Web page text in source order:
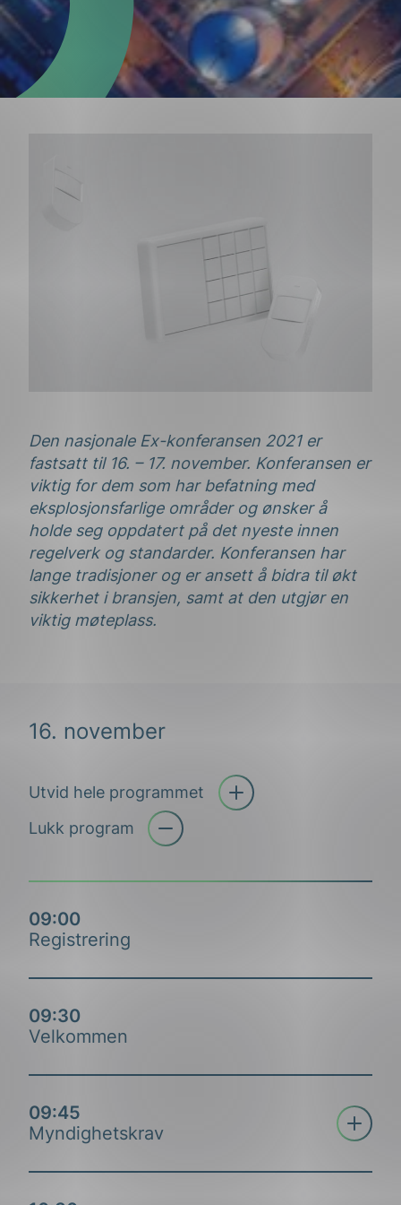
Den nasjonale Ex-konferansen 2021 er
fastsatt til 16. – 17. november. Konferansen er
viktig for dem som har befatning med
eksplosjonsfarlige områder og ønsker å
holde seg oppdatert på det nyeste innen
regelverk og standarder. Konferansen har
lange tradisjoner og er ansett å bidra til økt
sikkerhet i bransjen, samt at den utgjør en
viktig møteplass.
16. november
Utvid hele programmet
Lukk program
Åpne trekkspill
09:00
Registrering
09:30
Velkommen
09:45
Myndighetskrav
Åpne